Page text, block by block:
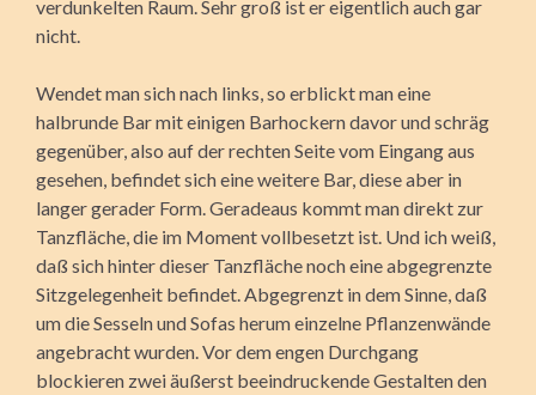
verdunkelten Raum. Sehr groß ist er eigentlich auch gar
nicht.
Wendet man sich nach links, so erblickt man eine
halbrunde Bar mit einigen Barhockern davor und schräg
gegenüber, also auf der rechten Seite vom Eingang aus
gesehen, befindet sich eine weitere Bar, diese aber in
langer gerader Form. Geradeaus kommt man direkt zur
Tanzfläche, die im Moment vollbesetzt ist. Und ich weiß,
daß sich hinter dieser Tanzfläche noch eine abgegrenzte
Sitzgelegenheit befindet. Abgegrenzt in dem Sinne, daß
um die Sesseln und Sofas herum einzelne Pflanzenwände
angebracht wurden. Vor dem engen Durchgang
blockieren zwei äußerst beeindruckende Gestalten den